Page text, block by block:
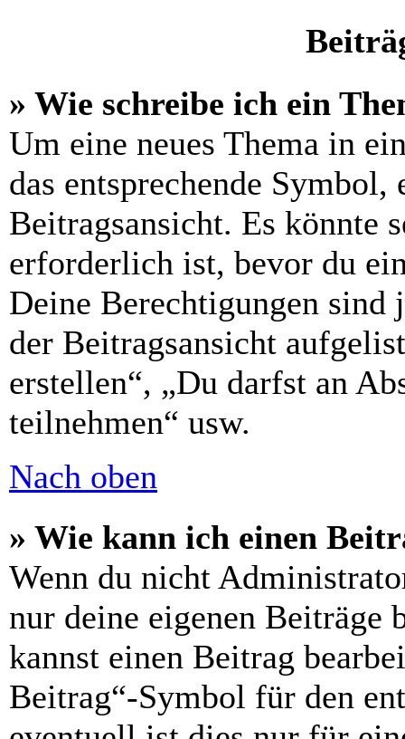
» Wie schreibe ich ein
Um eine neues Thema in
das entsprechende
Beitragsansicht. Es könnte
erforderlich ist, bevor du
Deine Berechtigungen sind
der Beitragsansicht
erstellen“, „Du darfst an
teilnehmen“ usw.
Nach oben
» Wie kann ich einen
Wenn du nicht
nur deine eigenen Beiträge
kannst einen Beitrag
Beitrag“-Symbol für den